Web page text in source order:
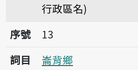
行政區名)
序號13崙背鄉
序號
13
詞目
崙背鄉